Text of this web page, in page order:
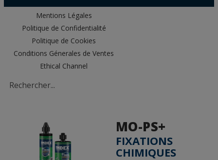
Mentions Légales
Politique de Confidentialité
Politique de Cookies
Conditions Génerales de Ventes
Ethical Channel
MO-PS+
FIXATIONS
CHIMIQUES